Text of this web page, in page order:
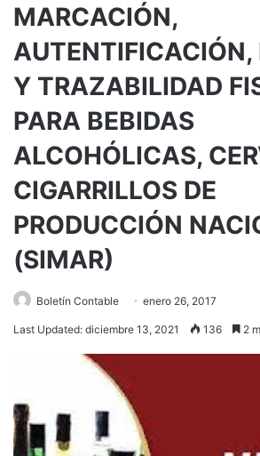
MARCACIÓN,
AUTENTIFICACIÓN,
Y TRAZABILIDAD
PARA BEBIDAS
ALCOHÓLICAS,
CIGARRILLOS DE
PRODUCCIÓN
(SIMAR)
Boletín Contable enero 26, 2017
Last Updated: diciembre 13, 2021 136 2